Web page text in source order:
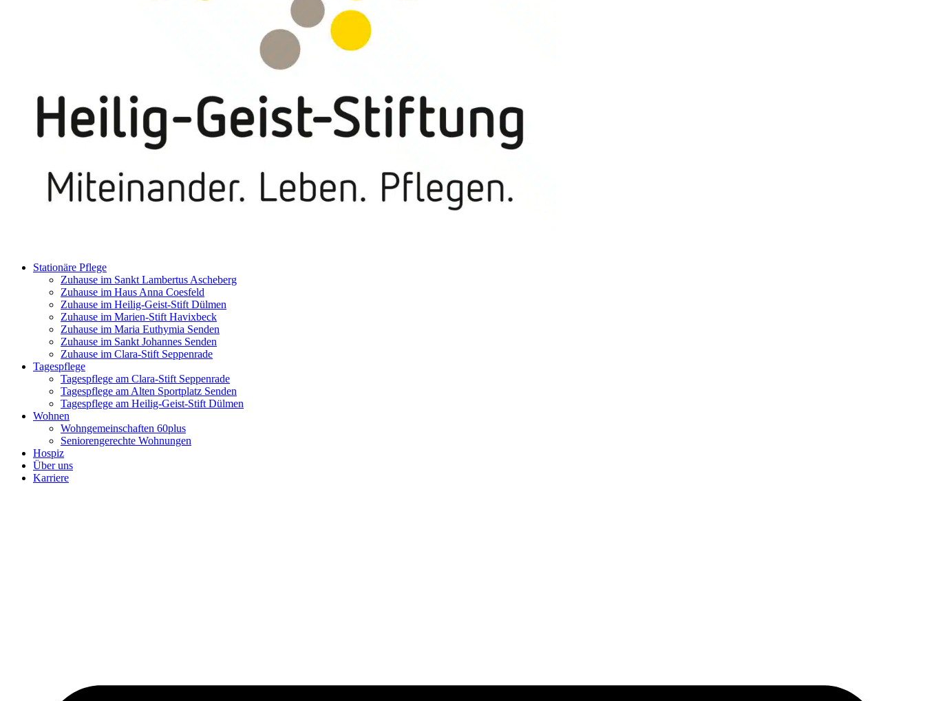
Stationäre Pflege
Zuhause im Sankt Lambertus Ascheberg
Zuhause im Haus Anna Coesfeld
Zuhause im Heilig-Geist-Stift Dülmen
Zuhause im Marien-Stift Havixbeck
Zuhause im Maria Euthymia Senden
Zuhause im Sankt Johannes Senden
Zuhause im Clara-Stift Seppenrade
Tagespflege
Tagespflege am Clara-Stift Seppenrade
Tagespflege am Alten Sportplatz Senden
Tagespflege am Heilig-Geist-Stift Dülmen
Wohnen
Wohngemeinschaften 60plus
Seniorengerechte Wohnungen
Hospiz
Über uns
Karriere